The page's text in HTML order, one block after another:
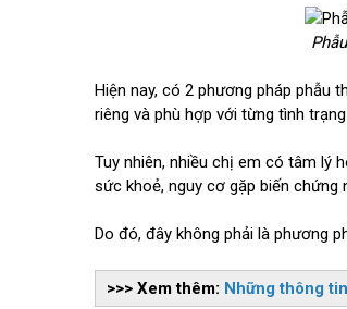
Hiện nay, có 2 phương pháp phẫu
riêng và phù hợp với từng tình
Tuy nhiên, nhiều chị em có tâm lý
sức khoẻ, nguy cơ gặp biến
Do đó, đây không phải là phương
>>> Xem thêm: Những thông